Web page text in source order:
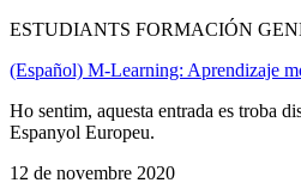
ESTUDIANTS FORMACIÓN
(Español) M-Learning: Aprendizaje
Ho sentim, aquesta entrada es troba
Espanyol Europeu.
12 de novembre 2020